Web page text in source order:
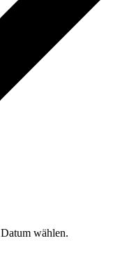
Datum wählen.